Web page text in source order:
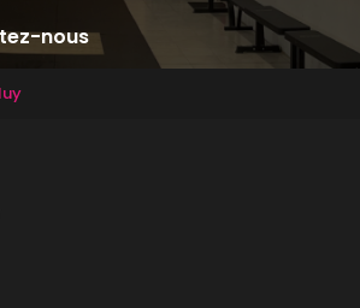
nous